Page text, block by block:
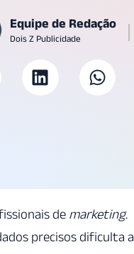
Equipe de Redação
Dois Z Publicidade
de marketing.
precisos dificulta a